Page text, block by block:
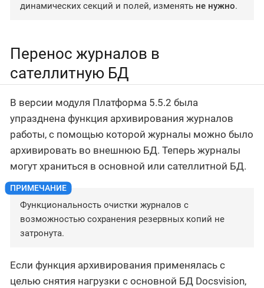
динамических секций и полей, изменять не нужно.
Перенос журналов в
сателлитную БД
В версии модуля Платформа 5.5.2 была
упразднена функция архивирования журналов
работы, с помощью которой журналы можно было
архивировать во внешнюю БД. Теперь журналы
могут храниться в основной или сателлитной БД.
Функциональность очистки журналов с
возможностью сохранения резервных копий не
затронута.
Если функция архивирования применялась с
целью снятия нагрузки с основной БД Docsvision,